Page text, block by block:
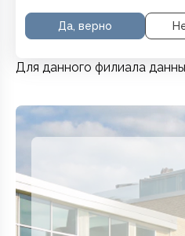
Да, верно
Кардиолог в
Для данного филиала